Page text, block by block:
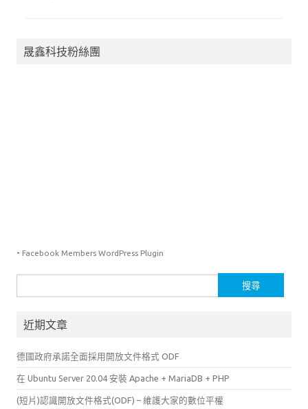
晟鑫科技粉絲團
- Facebook Members WordPress Plugin
尋
鍵近期文章
德國政府承諾全面採用開放文件格式 ODF
在 Ubuntu Server 20.04 安裝 Apache + MariaDB + PHP
(短片)認識開放文件格式(ODF) – 維護大家的數位平權